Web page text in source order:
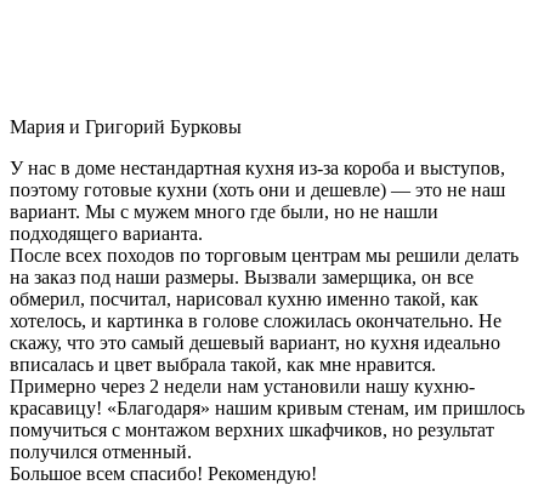
Мария и Григорий Бурковы
У нас в доме нестандартная кухня из-за короба и выступов,
поэтому готовые кухни (хоть они и дешевле) — это не наш
вариант. Мы с мужем много где были, но не нашли
подходящего варианта.
После всех походов по торговым центрам мы решили делать
на заказ под наши размеры. Вызвали замерщика, он все
обмерил, посчитал, нарисовал кухню именно такой, как
хотелось, и картинка в голове сложилась окончательно. Не
скажу, что это самый дешевый вариант, но кухня идеально
вписалась и цвет выбрала такой, как мне нравится.
Примерно через 2 недели нам установили нашу кухню-
красавицу! «Благодаря» нашим кривым стенам, им пришлось
помучиться с монтажом верхних шкафчиков, но результат
получился отменный.
Большое всем спасибо! Рекомендую!